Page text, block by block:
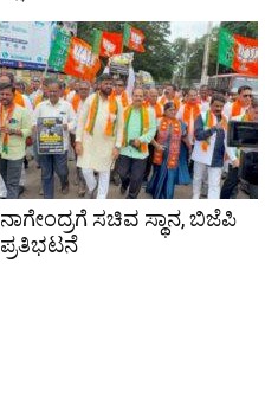
ನಾಗೇಂದ್ರಗೆ ಸಚಿವ ಸ್ಥಾನ, ಬಿಜೆಪಿ
ಪ್ರತಿಭಟನೆ